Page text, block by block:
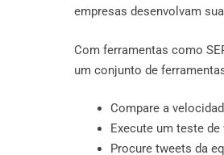
empresas desenvolvam
Com ferramentas como
um conjunto de
Compare a
Execute um teste
Procure tweets da